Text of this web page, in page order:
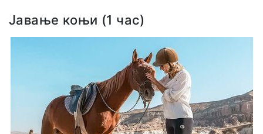
Напомена: Eдно лице ја води целата група, но не во
својство на водич кој ќе ги објаснува пределите, туку
само застанува за фотографирање.
Јавање коњи (1 час)